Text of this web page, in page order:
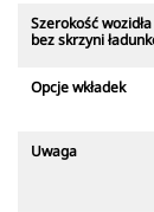
Szerokość
bez skrzyni
Opcje wkładek
Uwaga